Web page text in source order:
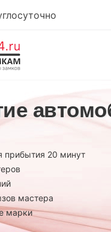
прибытия 20 минут
мастера
марки